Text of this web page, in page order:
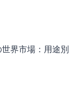
界市場：用途別